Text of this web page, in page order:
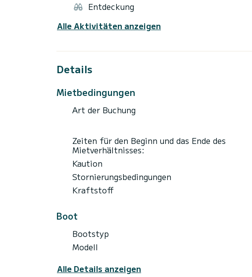
Entdeckung
Alle Aktivitäten anzeigen
Details
Mietbedingungen
Art der Buchung
Zeiten für den Beginn und das Ende des
Mietverhältnisses:
Kaution
Stornierungsbedingungen
Kraftstoff
Boot
Bootstyp
Modell
Alle Details anzeigen